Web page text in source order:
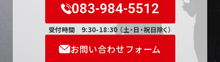
083-984-5512
受付時間 9:30-18:30 （土・日・祝日除く）
お問い合わせフォーム